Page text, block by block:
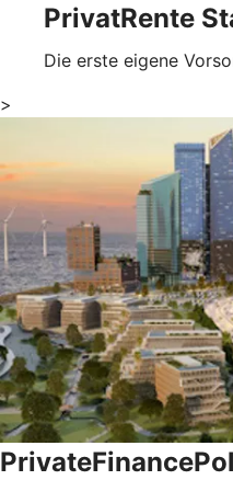
PrivatRente
Die erste eigene
>